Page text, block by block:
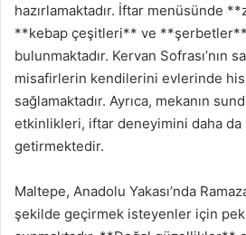
hazırlamaktadır. İftar menüsünde
**kebap çeşitleri** ve
bulunmaktadır. Kervan Sofrası’nın
misafirlerin kendilerini evlerinde
sağlamaktadır. Ayrıca, mekanın
etkinlikleri, iftar deneyimini daha da
getirmektedir.
Maltepe, Anadolu Yakası’nda
şekilde geçirmek isteyenler için pek